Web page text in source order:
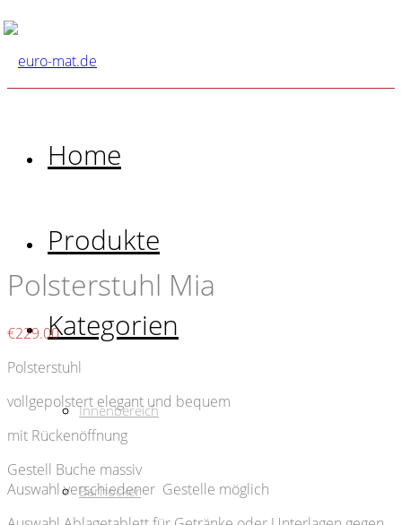
Home
Produkte
Kategorien
Innenbereich
Barhocker
Polsterstuhl Mia
€229.00
Polsterstuhl
vollgepolstert elegant und bequem
mit Rückenöffnung
Gestell Buche massiv
Auswahl verschiedener Gestelle möglich